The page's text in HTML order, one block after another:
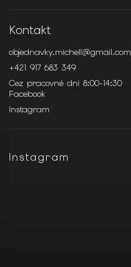
Kontakt
objednavky.michell@gmail.com
+421 917 683 349
Cez pracovné dni 8:00-14:30
Facebook
Instagram
Instagram